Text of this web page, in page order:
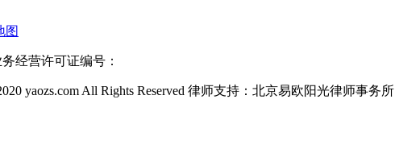
图
经营许可证编号：
yaozs.com All Rights Reserved 律师支持：北京易欧阳光律师事务所